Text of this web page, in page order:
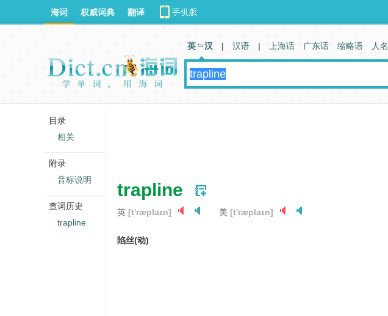
trapline
英 [t'ræplaɪn] 美 [t'ræplaɪn]
陷丝(动)
海词 权威词典 翻译
英 汉 | 汉语 | 上海话 广东话 缩略语 人名
目录
相关
附录
音标说明
查词历史
trapline